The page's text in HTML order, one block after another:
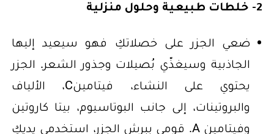
2- خلطات طبيعية وحلول منزلية
ضعي الجزر على خصلاتكِ فهو سيعيد إليها
الجاذبية وسيغذّي بُصيلات وجذور الشعر. الجزر
يحتوي على النشاء، فيتامينC، الألياف
والبروتينات، إلى جانب البوتاسيوم، بيتا كاروتين
وفيتامين A. قومي ببرش الجزر، استخدمي يديكِ